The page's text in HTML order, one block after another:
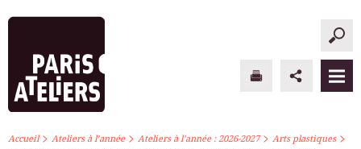
PARIS ATELIERS
Accueil> Ateliers à l’année> Ateliers à l’année : 2026-2027> Arts plastiques>